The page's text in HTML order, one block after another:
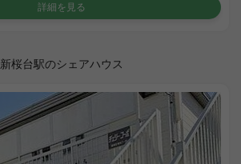
詳細を見る
新桜台駅のシェアハウス